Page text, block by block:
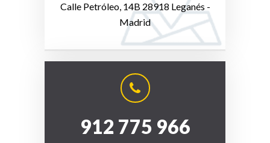
Calle Petróleo, 14B 28918 Leganés -
Madrid
912 775 966